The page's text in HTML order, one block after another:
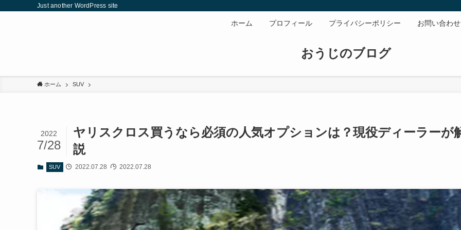
Just another WordPress site
おうじのブログ
ホーム プロフィール プライバシーポリシー お問い合わせ
ホーム SUV
ヤリスクロス買うなら必須の人気オプションは？現役ディーラーが
説
2022
7/28
SUV 2022.07.28 2022.07.28